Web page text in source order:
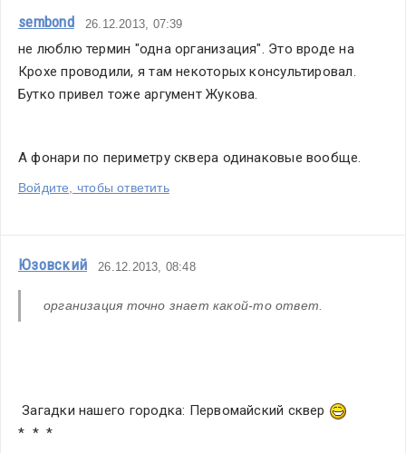
sembond 26.12.2013, 07:39
не люблю термин "одна организация". Это вроде на
Крохе проводили, я там некоторых консультировал.
Бутко привел тоже аргумент Жукова.
А фонари по периметру сквера одинаковые вообще.
Войдите, чтобы ответить
Юзовский 26.12.2013, 08:48
организация точно знает какой-то ответ.
Загадки нашего городка: Первомайский сквер
*  *  *